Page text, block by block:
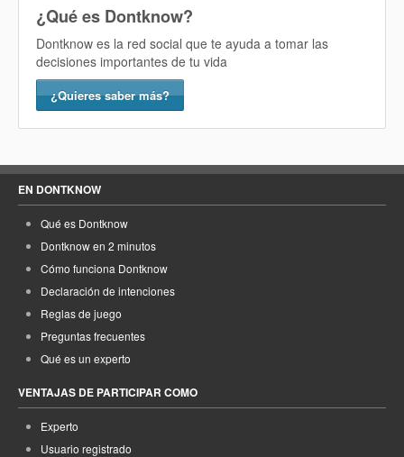
¿Qué es Dontknow?
Dontknow es la red social que te ayuda a tomar las
decisiones importantes de tu vida
¿Quieres saber más?
EN DONTKNOW
Qué es Dontknow
Dontknow en 2 minutos
Cómo funciona Dontknow
Declaración de intenciones
Reglas de juego
Preguntas frecuentes
Qué es un experto
VENTAJAS DE PARTICIPAR COMO
Experto
Usuario registrado